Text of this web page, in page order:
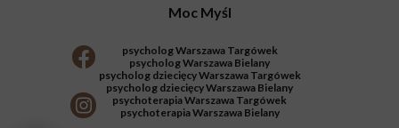
Moc Myśl
psycholog Warszawa Targówek
psycholog Warszawa Bielany
psycholog dziecięcy Warszawa Targówek
psycholog dziecięcy Warszawa Bielany
psychoterapia Warszawa Targówek
psychoterapia Warszawa Bielany